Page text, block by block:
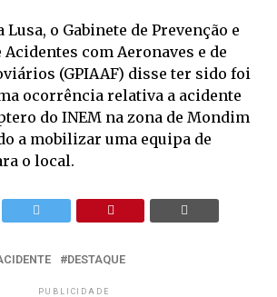
Lusa, o Gabinete de Prevenção e
com Aeronaves e de
(GPIAAF) disse ter sido foi
ocorrência relativa a acidente
do INEM na zona de Mondim
a mobilizar uma equipa de
o local.
DESTAQUE
PUBLICIDADE